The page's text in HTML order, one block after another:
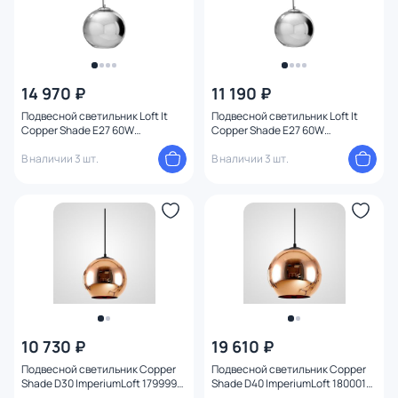
14 970 ₽
Подвесной светильник Loft It
Copper Shade E27 60W
В наличии 3 шт.
11 190 ₽
Подвесной светильник Loft It
Copper Shade E27 60W
В наличии 3 шт.
10 730 ₽
Подвесной светильник Copper
Shade D30 ImperiumLoft 179999-
19 610 ₽
Подвесной светильник Copper
Shade D40 ImperiumLoft 180001-